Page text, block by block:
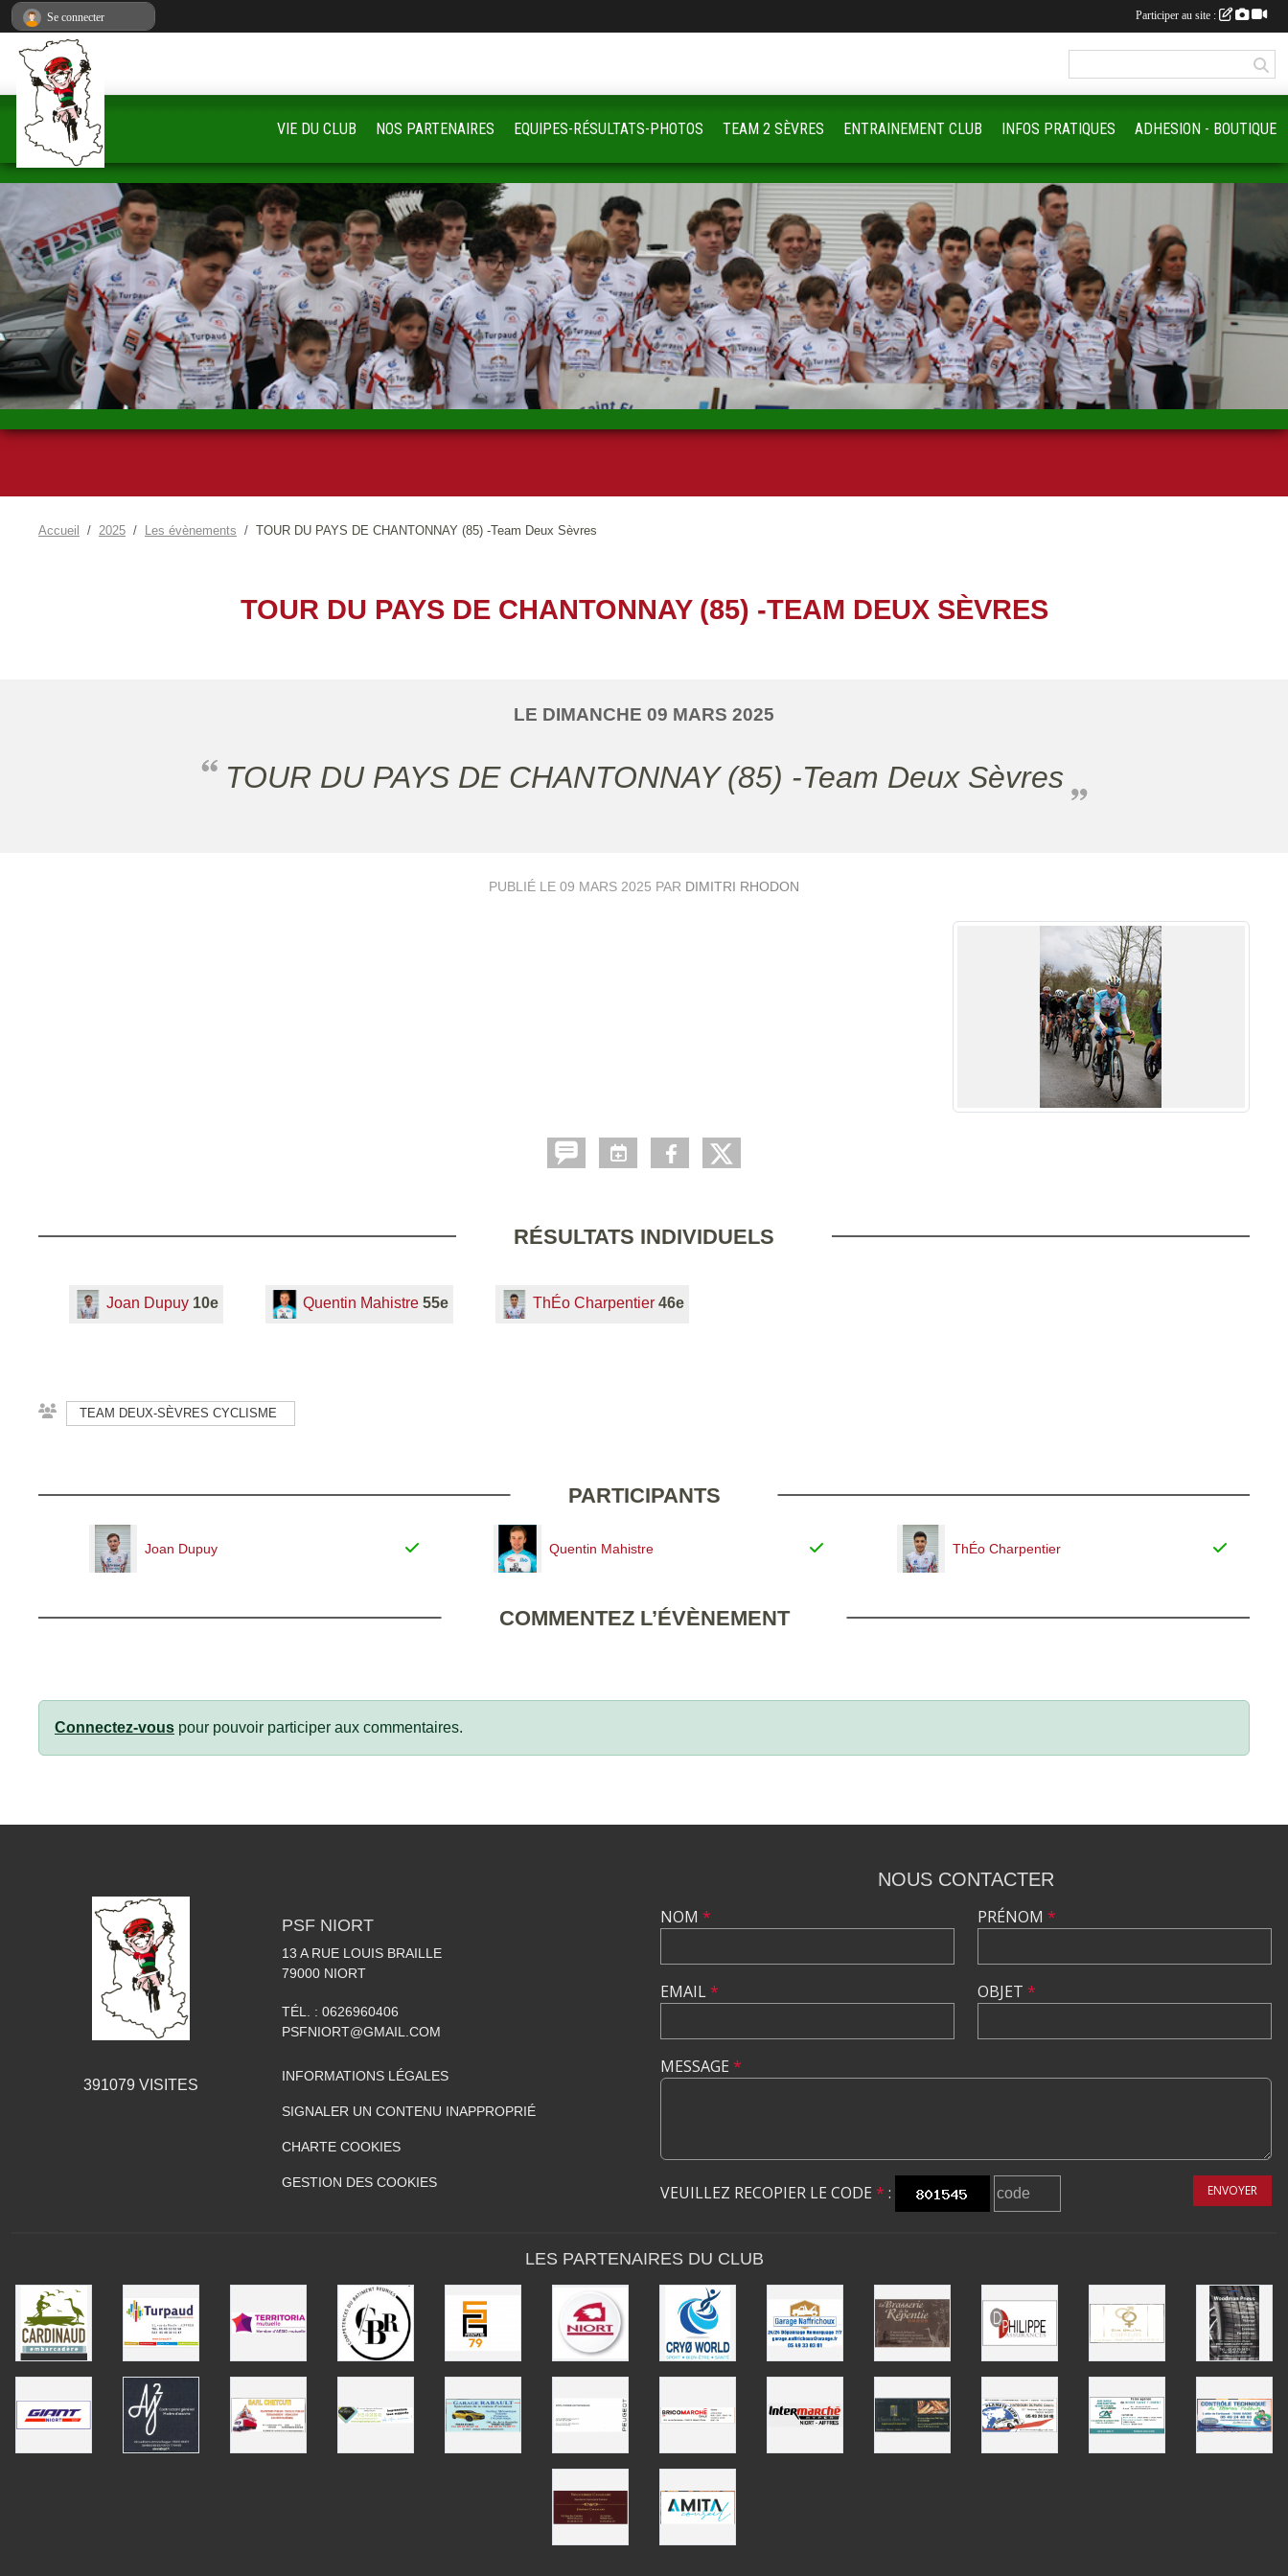
Accueil 2025 Les évènements TOUR DU PAYS DE CHANTONNAY (85) -Team Deux Sèvres
TOUR DU PAYS DE CHANTONNAY (85) -TEAM DEUX SÈVRES
LE DIMANCHE 09 MARS 2025
TOUR DU PAYS DE CHANTONNAY (85) -Team Deux Sèvres
PUBLIÉ LE 09 MARS 2025 PAR DIMITRI RHODON
RÉSULTATS INDIVIDUELS
Joan Dupuy 10e Quentin Mahistre 55e ThÉo Charpentier 46e
TEAM DEUX-SÈVRES CYCLISME
PARTICIPANTS
Joan Dupuy Quentin Mahistre ThÉo Charpentier
COMMENTEZ L’ÉVÈNEMENT
Connectez-vous pour pouvoir participer aux commentaires.
VIE DU CLUB NOS PARTENAIRES EQUIPES-RÉSULTATS-PHOTOS TEAM 2 SÈVRES ENTRAINEMENT CLUB INFOS PRATIQUES ADHESION - BOUTIQUE
391079 VISITES
PSF NIORT
13 A RUE LOUIS BRAILLE
79000 NIORT
TÉL. : 0626960406
PSFNIORT@GMAIL.COM
INFORMATIONS LÉGALES
SIGNALER UN CONTENU INAPPROPRIÉ
CHARTE COOKIES
GESTION DES COOKIES
NOUS CONTACTER
NOM *
EMAIL*
PRÉNOM *
OBJET *
MESSAGE *
VEUILLEZ RECOPIER LE CODE * : ENVOYER
LES PARTENAIRES DU CLUB
Se connecter Participer au site :
Panneau de gestion des cookies